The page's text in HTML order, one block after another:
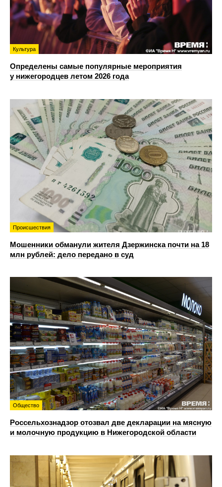
Культура
Определены самые популярные мероприятия
у нижегородцев летом 2026 года
Происшествия
Мошенники обманули жителя Дзержинска почти на 18
млн рублей: дело передано в суд
Общество
Россельхознадзор отозвал две декларации на мясную
и молочную продукцию в Нижегородской области